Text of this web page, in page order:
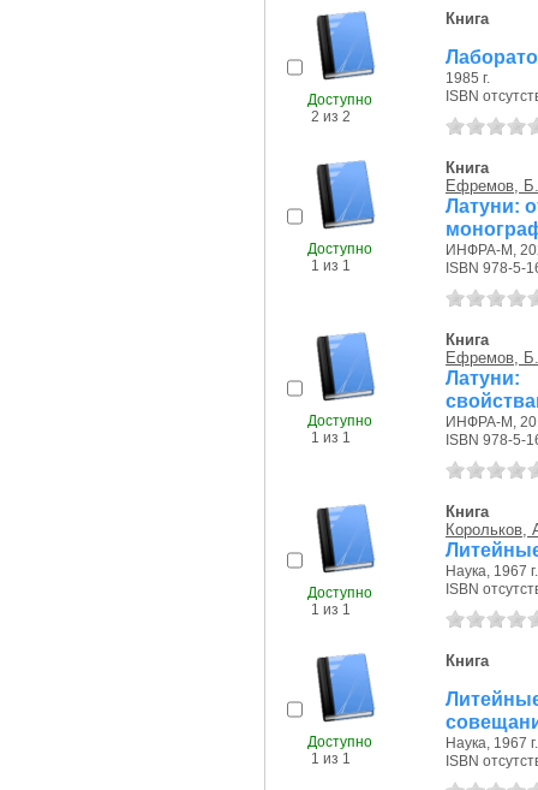
Доступно
2 из 2
Книга
1985 г.
ISBN
Доступно
1 из 1
Книга
Ефремов,
Латуни:
ИНФРА-М,
ISBN 978-5-
Доступно
1 из 1
Книга
Ефремов,
ИНФРА-М,
ISBN 978-5-
Доступно
1 из 1
Книга
Корольков,
Наука, 1967 г.
ISBN
Доступно
1 из 1
Книга
Наука, 1967 г.
ISBN